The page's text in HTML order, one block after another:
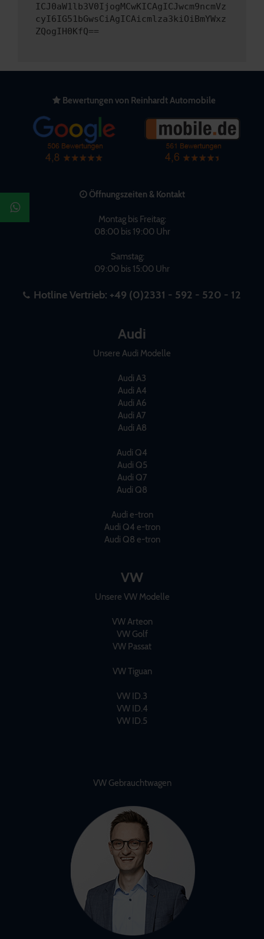
ICJ0aW1lb3V0IjogMCwKICAgICJwcm9ncmVz
cyI6IG51bGwsCiAgICAicmlza3kiOiBmYWxz
ZQogIH0KfQ==
Bewertungen von Reinhardt Automobile
Öffnungszeiten & Kontakt
Montag bis Freitag:
08:00 bis 19:00 Uhr
Samstag:
09:00 bis 15:00 Uhr
Hotline Vertrieb: +49 (0)2331 - 592 - 520 - 12
Audi
Unsere Audi Modelle
Audi A3
Audi A4
Audi A6
Audi A7
Audi A8
Audi Q4
Audi Q5
Audi Q7
Audi Q8
Audi e-tron
Audi Q4 e-tron
Audi Q8 e-tron
VW
Unsere VW Modelle
VW Arteon
VW Golf
VW Passat
VW Tiguan
VW ID.3
VW ID.4
VW ID.5
VW Gebrauchtwagen